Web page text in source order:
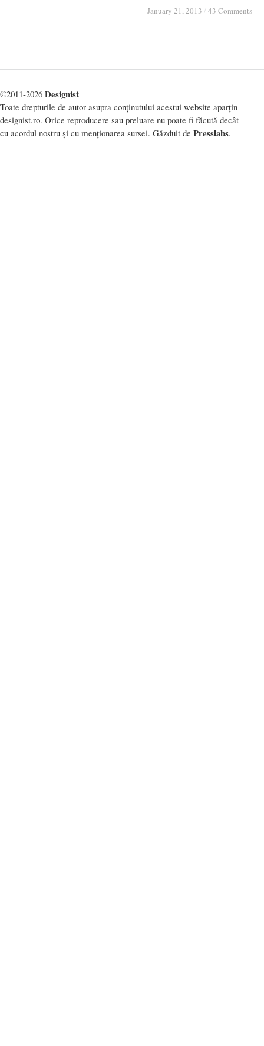
January 21, 2013 / 43 Comments
January 21, 2013 / 43 Comments
©2011-2026 Designist
Toate drepturile de autor asupra conținutului acestui website aparțin
designist.ro. Orice reproducere sau preluare nu poate fi făcută decât
cu acordul nostru și cu menționarea sursei. Găzduit de Presslabs.